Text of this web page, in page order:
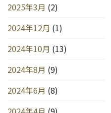
2025年3月 (2)
2024年12月 (1)
2024年10月 (13)
2024年8月 (9)
2024年6月 (8)